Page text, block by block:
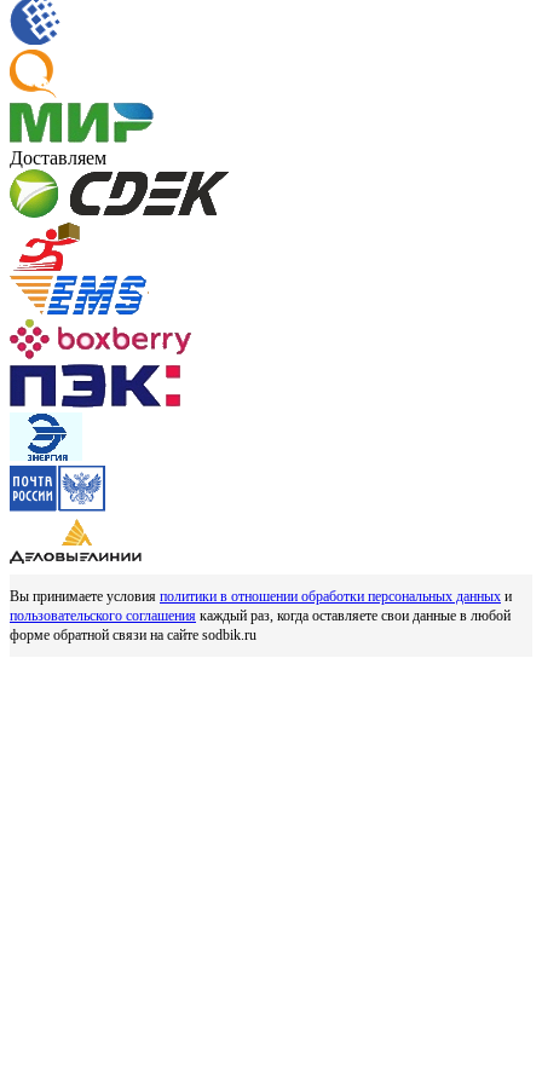
Доставляем
Вы принимаете условия политики в отношении обработки персональных данных и
пользовательского соглашения каждый раз, когда оставляете свои данные в любой
форме обратной связи на сайте sodbik.ru